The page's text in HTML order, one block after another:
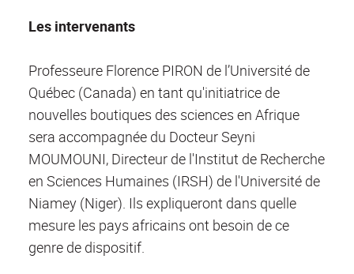
Les intervenants
Professeure Florence PIRON de l’Université de
Québec (Canada) en tant qu'initiatrice de
nouvelles boutiques des sciences en Afrique
sera accompagnée du Docteur Seyni
MOUMOUNI, Directeur de l'Institut de Recherche
en Sciences Humaines (IRSH) de l'Université de
Niamey (Niger). Ils expliqueront dans quelle
mesure les pays africains ont besoin de ce
genre de dispositif.